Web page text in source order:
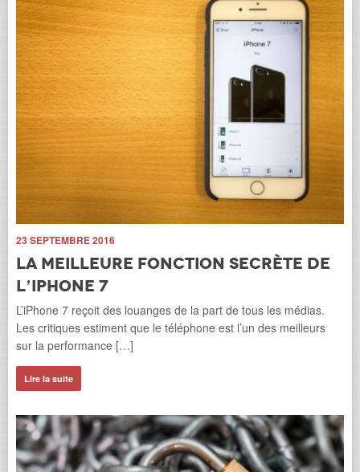
23 SEPTEMBRE 2016
La meilleure fonction secrète de
l’iPhone 7
L’iPhone 7 reçoit des louanges de la part de tous les médias.
Les critiques estiment que le téléphone est l’un des meilleurs
sur la performance […]
Lire la suite